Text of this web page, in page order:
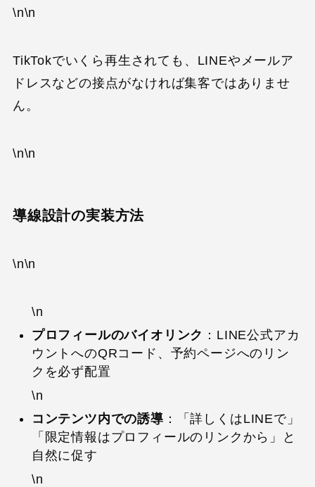
\n\n
TikTokでいくら再生されても、LINEやメールア
ドレスなどの接点がなければ集客ではありませ
ん。
\n\n
導線設計の実装方法
\n\n
\n
プロフィールのバイオリンク ：LINE公式アカ
ウントへのQRコード、予約ページへのリン
クを必ず配置
\n
コンテンツ内での誘導 ：「詳しくはLINEで」
「限定情報はプロフィールのリンクから」と
自然に促す
\n